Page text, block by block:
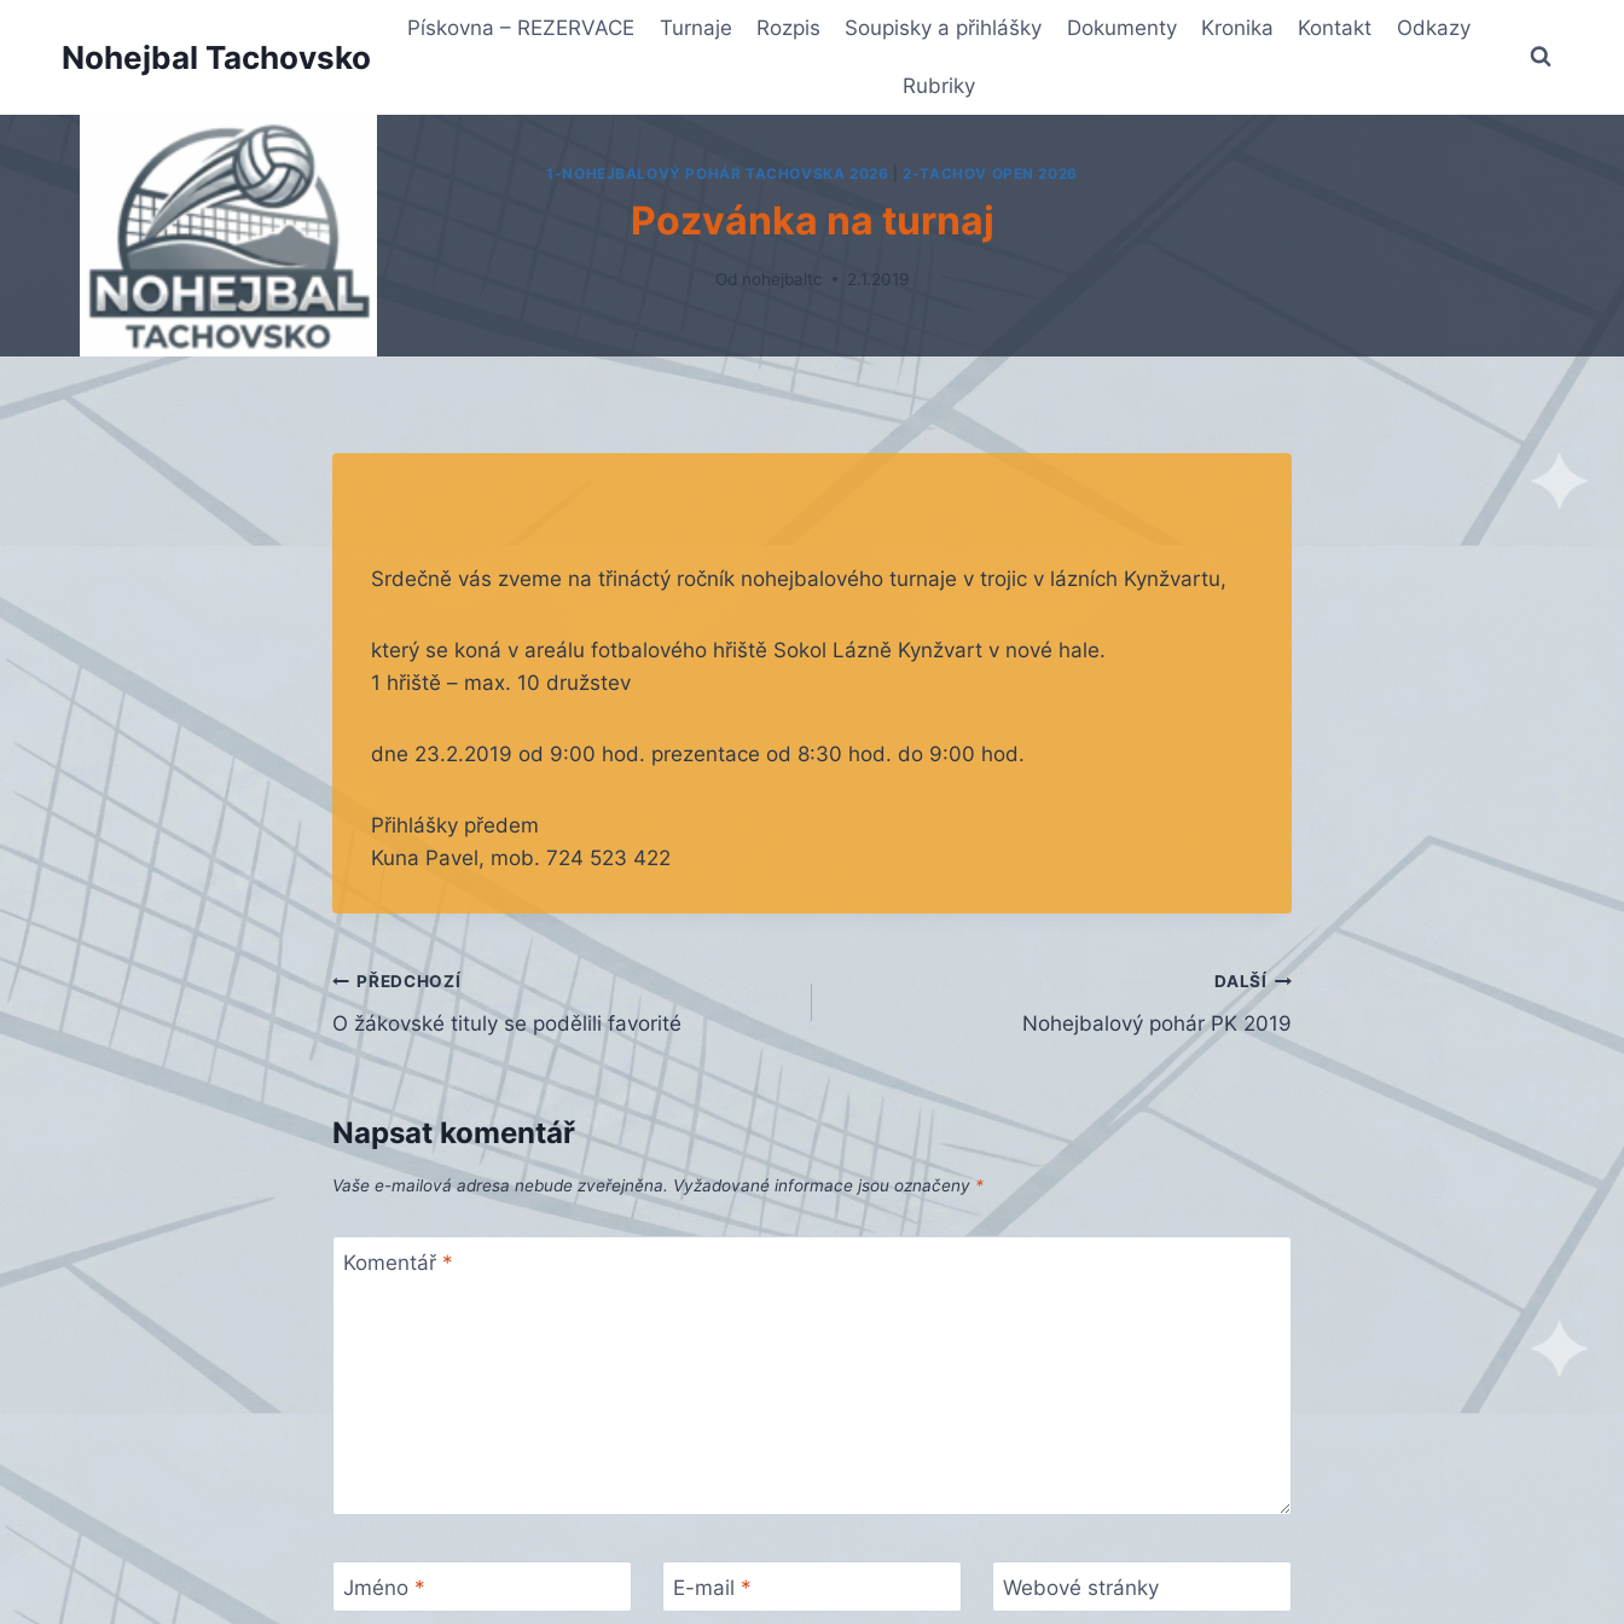
Nohejbal Tachovsko
Pískovna – REZERVACE Turnaje Rozpis Soupisky a přihlášky Dokumenty Kronika Kontakt Odkazy
Rubriky
1-NOHEJBALOVÝ POHÁR TACHOVSKA 2026 |2-TACHOV OPEN 2026
Pozvánka na turnaj
Od nohejbaltc 2.1.2019
Srdečně vás zveme na třináctý ročník nohejbalového turnaje v trojic v lázních Kynžvartu,
který se koná v areálu fotbalového hřiště Sokol Lázně Kynžvart v nové hale.
1 hřiště – max. 10 družstev
dne 23.2.2019 od 9:00 hod. prezentace od 8:30 hod. do 9:00 hod.
Přihlášky předem
Kuna Pavel, mob. 724 523 422
Navigace
pro
příspěvek
PŘEDCHOZÍ
O žákovské tituly se podělili favorité
DALŠÍ
Nohejbalový pohár PK 2019
Napsat komentář
Vaše e-mailová adresa nebude zveřejněna. Vyžadované informace jsou označeny *
Komentář *
Jméno * E-mail * Webové stránky